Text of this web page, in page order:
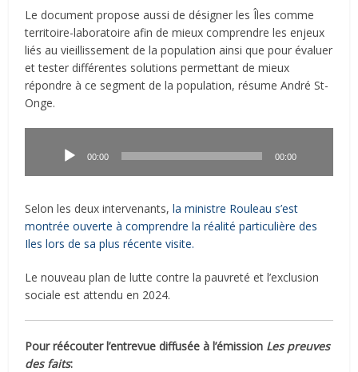
Le document propose aussi de désigner les Îles comme
territoire-laboratoire afin de mieux comprendre les enjeux
liés au vieillissement de la population ainsi que pour évaluer
et tester différentes solutions permettant de mieux
répondre à ce segment de la population, résume André St-
Onge.
00:00 00:00
Selon les deux intervenants,la ministre Rouleau s’est
montrée ouverte à comprendre la réalité particulière des
Iles lors de sa plus récente visite.
Le nouveau plan de lutte contre la pauvreté et l’exclusion
sociale est attendu en 2024.
Pour réécouter l’entrevue diffusée à l’émission Les preuves
des faits: